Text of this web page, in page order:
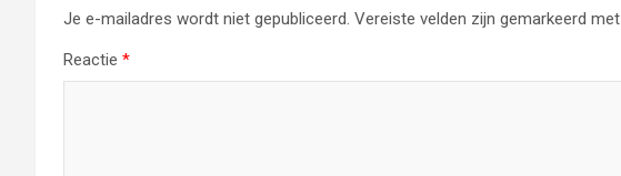
Je e-mailadres wordt niet gepubliceerd. Vereiste velden zijn gemarkeerd met
Reactie *